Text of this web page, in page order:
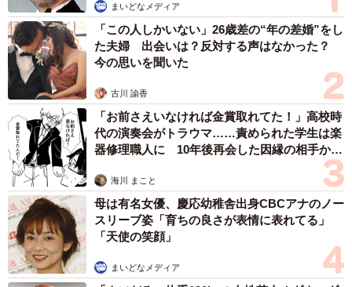
まいどなメディア
「この人しかいない」26歳差の“年の差婚”をし
た夫婦 出会いは？反対する声はなかった？
今の思いを聞いた
古川 諭香
「お前さえいなければ金賞取れてた！」高校時
代の演奏会がトラウマ……責められた学生は楽
器修理職人に 10年後再会した因縁の相手から
海川 まこと
母は有名女優、慶応幼稚舎出身CBCアナのノー
スリーブ姿「育ちの良さが表情に表れてる」
「天使の笑顔」
まいどなメディア